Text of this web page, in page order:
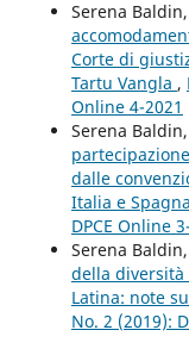
Serena Baldin,
Corte di
Tartu Vangla ,
Online 4-2021
Serena Baldin,
dalle
Italia e Spagna
DPCE Online
Serena
della
Latina: note
No. 2 (2019):